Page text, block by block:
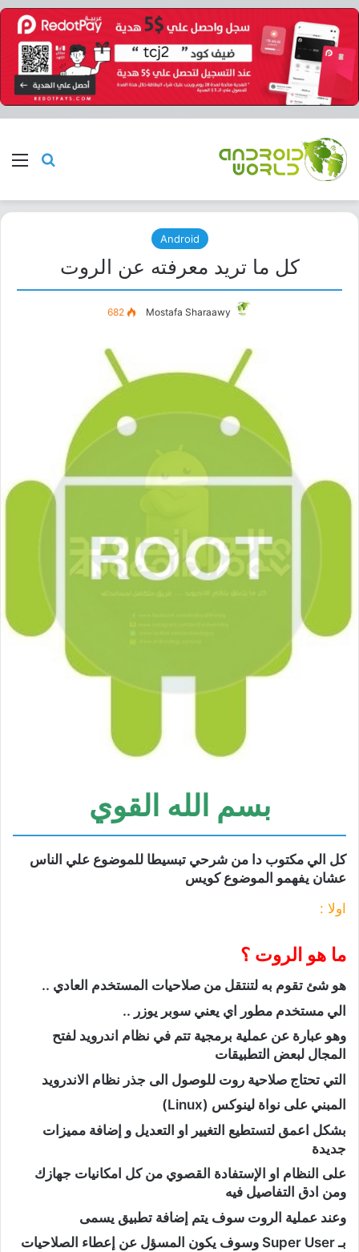
بحث
Android
كل ما تريد معرفته عن الروت
Mostafa Sharaawy
682
بسم الله القوي
كل الي مكتوب دا من شرحي تبسيطا للموضوع علي الناس
عشان يفهمو الموضوع كويس
اولا :
ما هو الروت ؟
هو شئ تقوم به لتنتقل من صلاحيات المستخدم العادي ..
الي مستخدم مطور اي يعني سوبر يوزر ..
وهو عبارة عن عملية برمجية تتم في نظام اندرويد لفتح
المجال لبعض التطبيقات
التي تحتاج صلاحية روت للوصول الى جذر نظام الاندرويد
المبني على نواة لينوكس (Linux)
بشكل اعمق لتستطيع التغيير او التعديل و إضافة مميزات
جديدة
على النظام او الإستفادة القصوي من كل امكانيات جهازك
ومن ادق التفاصيل فيه
وعند عملية الروت سوف يتم إضافة تطبيق يسمى
بـ Super User وسوف يكون المسؤل عن إعطاء الصلاحيات